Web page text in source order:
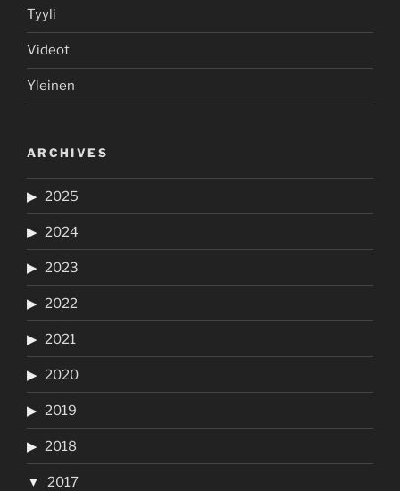
Tyyli
Videot
Yleinen
ARCHIVES
2025
2024
2023
2022
2021
2020
2019
2018
2017